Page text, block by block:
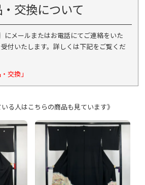
交換について
にメールまたはお電話にてご連絡をいた
付いたします。詳しくは下記をご覧くだ
交換」
いる人はこちらの商品も見ています》